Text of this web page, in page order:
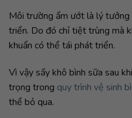
Môi trường ẩm ướt là lý tưởng
triển. Do đó chỉ tiệt trùng mà
khuẩn có thể tái phát triển.
Vì vậy sấy khô bình sữa sau
trọng trong quy trình vệ sinh
thể bỏ qua.